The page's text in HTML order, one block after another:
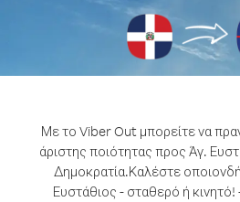
Με το Viber Out μπορείτε να
άριστης ποιότητας προς Άγ.
Δημοκρατία.Καλέστε
Ευστάθιος - σταθερό ή